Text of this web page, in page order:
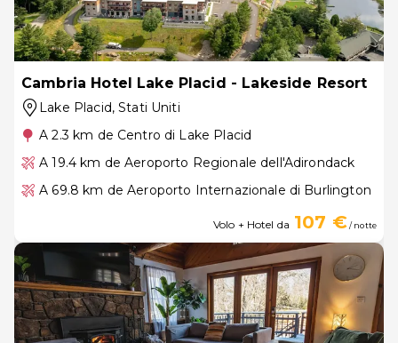
Cambria Hotel Lake Placid - Lakeside Resort
Lake Placid, Stati Uniti
A 2.3 km de Centro di Lake Placid
A 19.4 km de Aeroporto Regionale dell'Adirondack
A 69.8 km de Aeroporto Internazionale di Burlington
Volo + Hotel da 107 €/ notte